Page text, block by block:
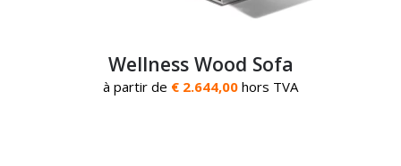
Wellness Wood Sofa
à partir de € 2.644,00 hors TVA